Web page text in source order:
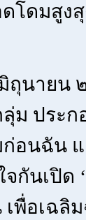
โดมสูง
ถุนายน
ม ประ
ก่อนฉัน
จกันเปิด
พื่อเฉลิ